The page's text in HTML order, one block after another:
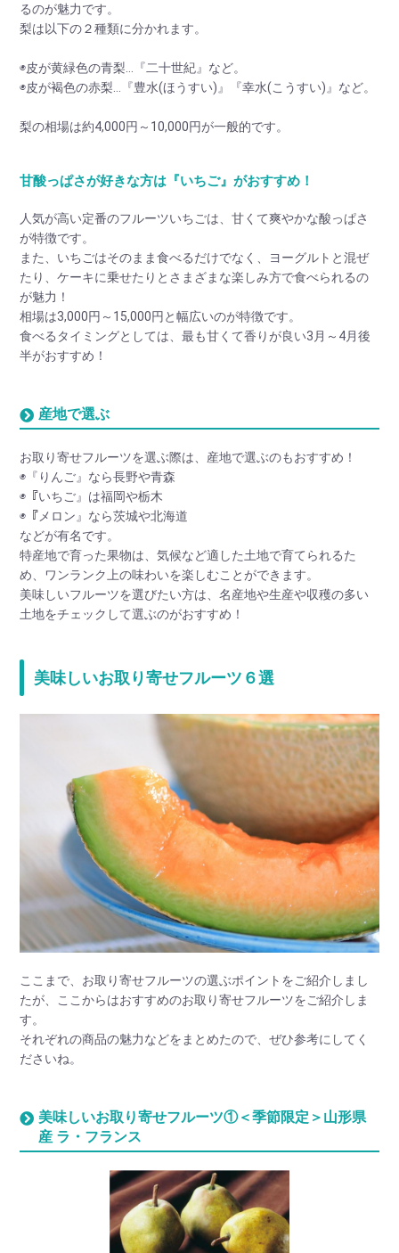
るのが魅力です。
梨は以下の２種類に分かれます。
◉皮が黄緑色の青梨…『二十世紀』など。
◉皮が褐色の赤梨…『豊水(ほうすい)』『幸水(こうすい)』など。
梨の相場は約4,000円～10,000円が一般的です。
甘酸っぱさが好きな方は『いちご』がおすすめ！
人気が高い定番のフルーツいちごは、甘くて爽やかな酸っぱさ
が特徴です。
また、いちごはそのまま食べるだけでなく、ヨーグルトと混ぜ
たり、ケーキに乗せたりとさまざまな楽しみ方で食べられるの
が魅力！
相場は3,000円～15,000円と幅広いのが特徴です。
食べるタイミングとしては、最も甘くて香りが良い3月～4月後
半がおすすめ！
産地で選ぶ
お取り寄せフルーツを選ぶ際は、産地で選ぶのもおすすめ！
◉『りんご』なら長野や青森
◉『いちご』は福岡や栃木
◉『メロン』なら茨城や北海道
などが有名です。
特産地で育った果物は、気候など適した土地で育てられるた
め、ワンランク上の味わいを楽しむことができます。
美味しいフルーツを選びたい方は、名産地や生産や収穫の多い
土地をチェックして選ぶのがおすすめ！
美味しいお取り寄せフルーツ６選
ここまで、お取り寄せフルーツの選ぶポイントをご紹介しまし
たが、ここからはおすすめのお取り寄せフルーツをご紹介しま
す。
それぞれの商品の魅力などをまとめたので、ぜひ参考にしてく
ださいね。
美味しいお取り寄せフルーツ①＜季節限定＞山形県
産 ラ・フランス